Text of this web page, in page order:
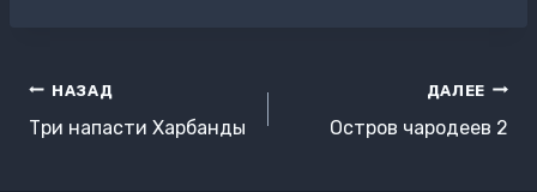
Навигация
по
НАЗАД
Три напасти Харбанды
ДАЛЕЕ
Остров чародеев 2